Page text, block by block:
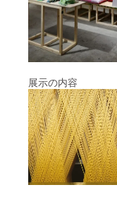
展示の内容